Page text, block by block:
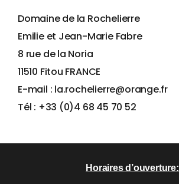
Domaine de la Rochelierre
Emilie et Jean-Marie Fabre
8 rue de la Noria
11510 Fitou FRANCE
E-mail : la.rochelierre@orange.fr
Tél : +33 (0)4 68 45 70 52
Horaires d’ouverture: